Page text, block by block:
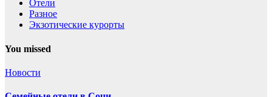
Отели
Разное
Экзотические курорты
You missed
Новости